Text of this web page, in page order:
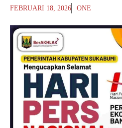
FEBRUARI 18, 2026 ONE